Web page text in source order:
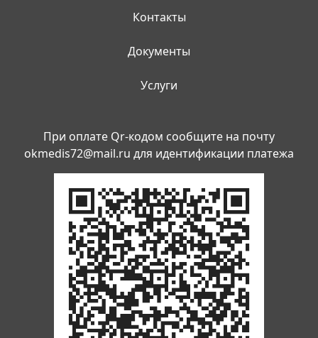
Контакты
Документы
Услуги
При оплате Qr-кодом сообщите на почту
okmedis72@mail.ru для идентификации платежа